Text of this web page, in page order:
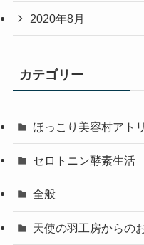
2020年8月
カテゴリー
ほっこり美容村アト
セロトニン酵素生活
全般
天使の羽工房からの